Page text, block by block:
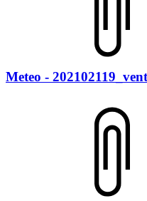
Meteo -